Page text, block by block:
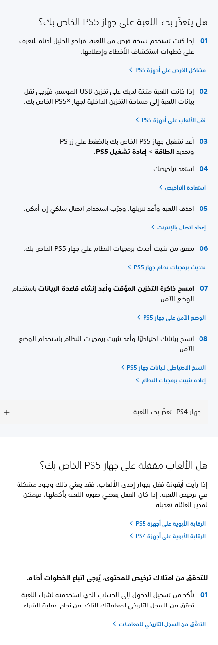
هل يتعذّر بدء اللعبة على جهاز PS5 الخاص بك؟
إذا كنت تستخدم نسخة قرص من اللعبة، فراجع الدليل أدناه للتعرف
على خطوات استكشاف الأخطاء وإصلاحها.
مشاكل القرص على أجهزة PS5
إذا كانت اللعبة مثبتة لديك على تخزين USB الموسع، فيُرجى نقل
بيانات اللعبة إلى مساحة التخزين الداخلية لجهاز PS5®‎ الخاص بك.
نقل الألعاب على أجهزة PS5
أعِد تشغيل جهاز PS5 الخاص بك بالضغط على زر PS
وتحديدالطاقة>إعادة تشغيل PS5
.
استعِد تراخيصك.
استعادة التراخيص
احذف اللعبة وأعِد تنزيلها. وجرّب استخدام اتصال سلكي إن أمكن.
إعداد اتصال بالإنترنت
تحقق من تثبيت أحدث برمجيات النظام على جهاز PS5 الخاص بك.
تحديث برمجيات نظام جهاز PS5
امسح ذاكرة التخزين المؤقت وأعِد إنشاء قاعدة البياناتباستخدام
الوضع الآمن.
الوضع الآمن على جهاز PS5
انسخ بياناتك احتياطيًا وأعد تثبيت برمجيات النظام باستخدام الوضع
الآمن.
النسخ الاحتياطي لبيانات جهاز PS5
إعادة تثبيت برمجيات النظام
جهاز PS4: تعذّر بدء اللعبة
هل الألعاب مقفلة على جهاز PS5 الخاص بك؟
إذا رأيت أيقونة قفل بجوار إحدى الألعاب، فقد يعني ذلك وجود مشكلة
في ترخيص اللعبة. إذا كان القفل يغطي صورة اللعبة بأكملها، فيمكن
لمدير العائلة تعديله.
الرقابة الأبوية على أجهزة PS5
الرقابة الأبوية على أجهزة PS4
للتحقق من امتلاك ترخيص للمحتوى، يُرجى اتباع الخطوات أدناه.
تأكد من تسجيل الدخول إلى الحساب الذي استخدمته لشراء اللعبة.
تحقق من السجل التاريخي لمعاملتك للتأكد من نجاح عملية الشراء.
التحقّق من السجل التاريخي للمعاملات